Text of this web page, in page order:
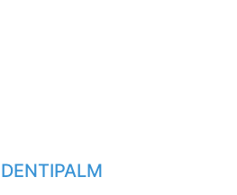
DENTIPALM